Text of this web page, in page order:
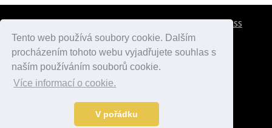
Tento web používá soubory cookie. Dalším
procházením tohoto webu vyjadřujete souhlas s
naším používáním souborů cookie.
Více informací o cookie.
V pořádku
RSS
atlaspamatek.info
Data o počasí jsou přebírána z
Kontakt:mail@desperado.cz